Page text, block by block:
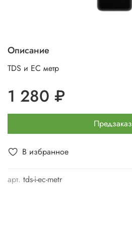
В избранное
арт. tds-i-ec-metr
Описание
TDS и EC метр
1 280 ₽
Предзаказ